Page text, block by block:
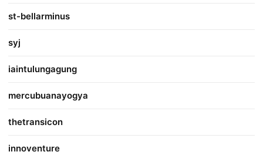
st-bellarminus
syj
iaintulungagung
mercubuanayogya
thetransicon
innoventure